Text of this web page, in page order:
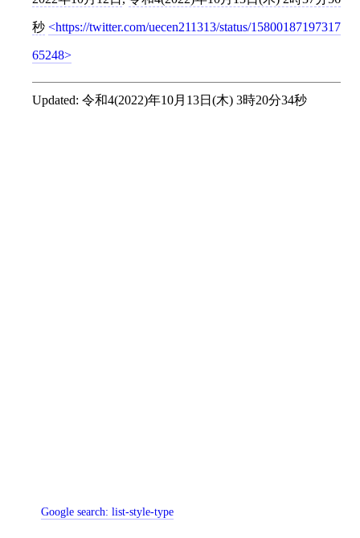
秒 https://twitter.com/uecen211313/status/15800187197317
65248
Updated: 令和4(2022)年10月13日(木) 3時20分34秒
Google search:list-style-type